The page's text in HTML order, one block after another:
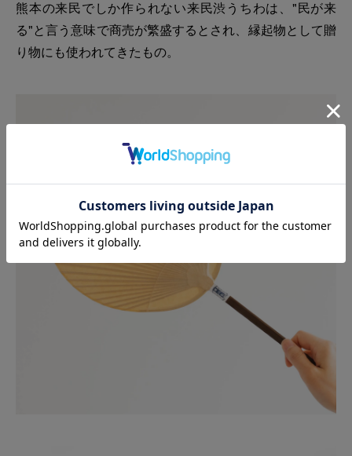
熊本の来民でしか作られない来民渋うちわは、"民が来
る"と言う意味で商売が繁盛するとされ、縁起物として贈
り物にも使われてきたもの。